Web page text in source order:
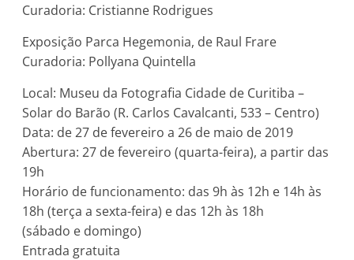
Curadoria: Cristianne Rodrigues
Exposição Parca Hegemonia, de Raul Frare
Curadoria: Pollyana Quintella
Local: Museu da Fotografia Cidade de Curitiba –
Solar do Barão (R. Carlos Cavalcanti, 533 – Centro)
Data: de 27 de fevereiro a 26 de maio de 2019
Abertura: 27 de fevereiro (quarta-feira), a partir das
19h
Horário de funcionamento: das 9h às 12h e 14h às
18h (terça a sexta-feira) e das 12h às 18h
(sábado e domingo)
Entrada gratuita